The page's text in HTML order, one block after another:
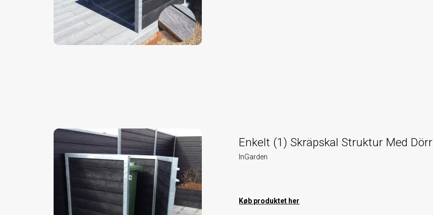
Enkelt (1) Skräpskal Struktur Med Dörr
InGarden
Køb produktet her